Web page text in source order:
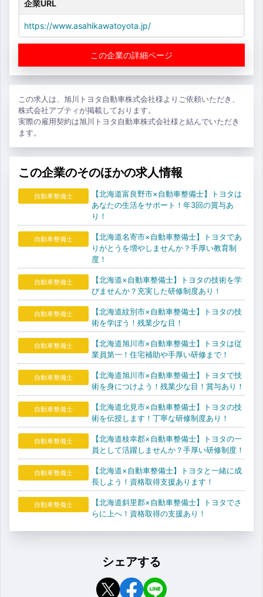
企業URL
https://www.asahikawatoyota.jp/
この企業の詳細ページ
この求人は、旭川トヨタ自動車株式会社様よりご依頼いただき、
株式会社アプティが掲載しております。
実際の雇用契約は旭川トヨタ自動車株式会社様と結んでいただき
ます。
この企業のそのほかの求人情報
自動車整備士
【北海道富良野市×自動車整備士】トヨタは
あなたの生活をサポート！年3回の賞与あ
り！
自動車整備士
【北海道名寄市×自動車整備士】トヨタであ
りがとうを増やしませんか？手厚い教育制
度！
自動車整備士
【北海道×自動車整備士】トヨタの技術を学
びませんか？充実した研修制度あり！
自動車整備士
【北海道紋別市×自動車整備士】トヨタの技
術を学ぼう！残業少な目！
自動車整備士
【北海道旭川市×自動車整備士】トヨタは従
業員第一！住宅補助や手厚い研修まで！
自動車整備士
【北海道旭川市×自動車整備士】トヨタで技
術を身につけよう！残業少な目！賞与あり！
自動車整備士
【北海道北見市×自動車整備士】トヨタの技
術を伝授します！丁寧な研修制度あり！
自動車整備士
【北海道枝幸郡×自動車整備士】トヨタの一
員として活躍しませんか？手厚い研修制度！
自動車整備士
【北海道×自動車整備士】トヨタと一緒に成
長しよう！資格取得支援あります！
自動車整備士
【北海道斜里郡×自動車整備士】トヨタでさ
らに上へ！資格取得の支援あり！
シェアする